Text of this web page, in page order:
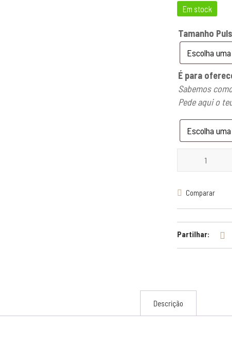
Em stock
Tamanho
É para
Sabemos
Pede aqui o
Quantidade de
Comparar
Partilhar:
Descrição